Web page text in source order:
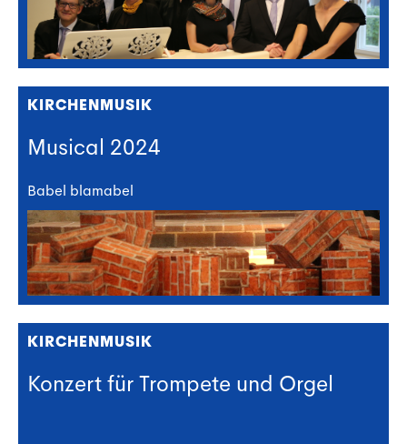
KIRCHENMUSIK
Musical 2024
Babel blamabel
KIRCHENMUSIK
Konzert für Trompete und Orgel